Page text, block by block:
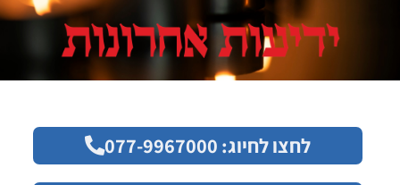
לחצו לחיוג: 077-9967000